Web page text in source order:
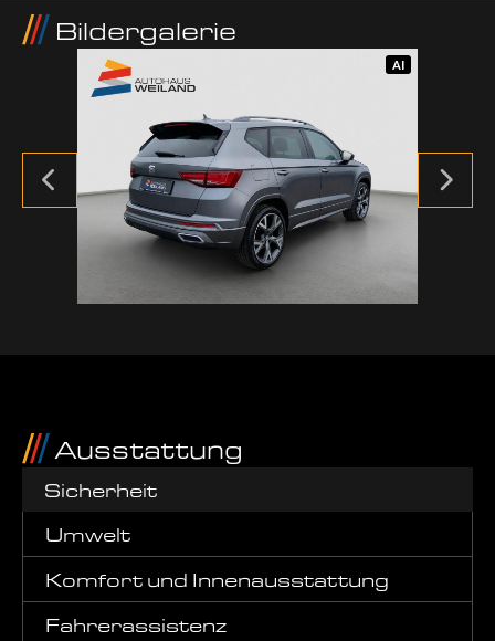
Bildergalerie
AI
Ausstattung
Sicherheit
Umwelt
Komfort und Innenausstattung
Fahrerassistenz